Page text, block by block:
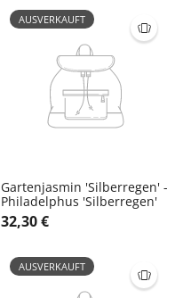
AUSVERKAUFT
Gartenjasmin 'Silberregen' -
Philadelphus 'Silberregen'
32,30 €
AUSVERKAUFT